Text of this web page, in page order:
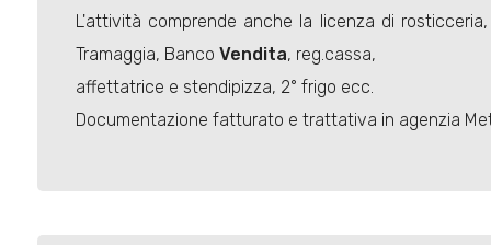
L'attività comprende anche la licenza di
Tramaggia, Banco Vendita, reg.cassa,
affettatrice e stendipizza, 2° frigo ecc.
Documentazione fatturato e trattativa in agenzia